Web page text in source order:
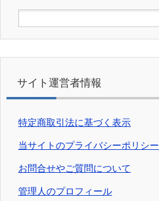
サイト運営者情報
特定商取引法に基づく表示
当サイトのプライバシーポリシー
お問合せやご質問について
管理人のプロフィール